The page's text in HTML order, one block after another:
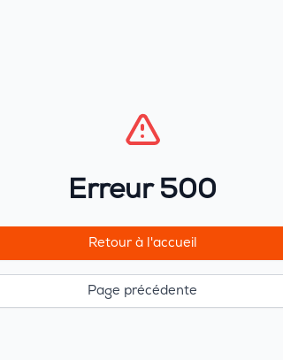
Erreur 500
Retour à l'accueil
Page précédente